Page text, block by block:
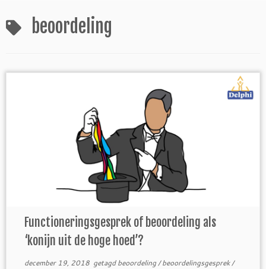
naar
inhoud
beoordeling
Functioneringsgesprek of beoordeling als
‘konijn uit de hoge hoed’?
december 19, 2018getagdbeoordeling/beoordelingsgesprek/